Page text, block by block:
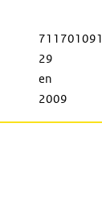
711701091
29
en
2009